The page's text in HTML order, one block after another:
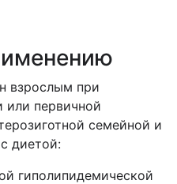
взрослым при
первичной
семейной и
диетой:
гиполипидемической